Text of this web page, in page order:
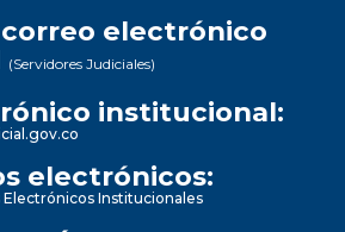
electrónico
(Servidores Judiciales)
institucional:
electrónicos:
Institucionales